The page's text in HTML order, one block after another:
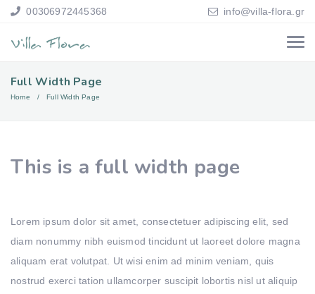
00306972445368 info@villa-flora.gr
Full Width Page
Home Full Width Page
This is a full width page
Lorem ipsum dolor sit amet, consectetuer adipiscing elit, sed
diam nonummy nibh euismod tincidunt ut laoreet dolore magna
aliquam erat volutpat. Ut wisi enim ad minim veniam, quis
nostrud exerci tation ullamcorper suscipit lobortis nisl ut aliquip